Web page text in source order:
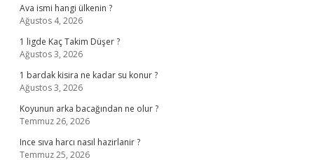
Ava ismi hangi ülkenin ?
Ağustos 4, 2026
1 ligde Kaç Takim Düşer ?
Ağustos 3, 2026
1 bardak kisira ne kadar su konur ?
Ağustos 3, 2026
Koyunun arka bacağından ne olur ?
Temmuz 26, 2026
Ince sıva harcı nasıl hazirlanir ?
Temmuz 25, 2026